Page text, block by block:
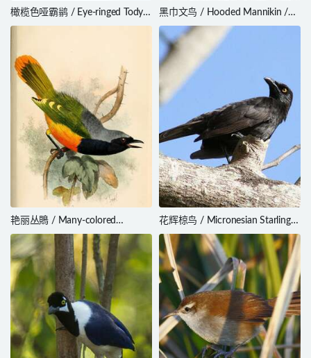
橄榄色哑霸鹟 / Eye-ringed Tody-
Tyrant / Hemitriccus orbitatus
黑巾文鸟 / Hooded Mannikin /
Lonchura spectabilis
艳丽丛鵙 / Many-colored
Bushshrike / Chlorophoneus
multicolor
花辉椋鸟 / Micronesian Starling /
Aplonis opaca